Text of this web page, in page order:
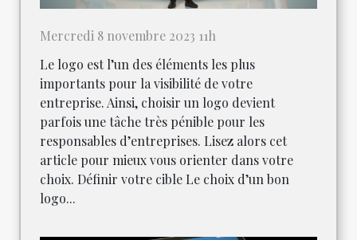
Mercredi 8 novembre 2023 11h
Le logo est l’un des éléments les plus
importants pour la visibilité de votre
entreprise. Ainsi, choisir un logo devient
parfois une tâche très pénible pour les
responsables d’entreprises. Lisez alors cet
article pour mieux vous orienter dans votre
choix. Définir votre cible Le choix d’un bon
logo...